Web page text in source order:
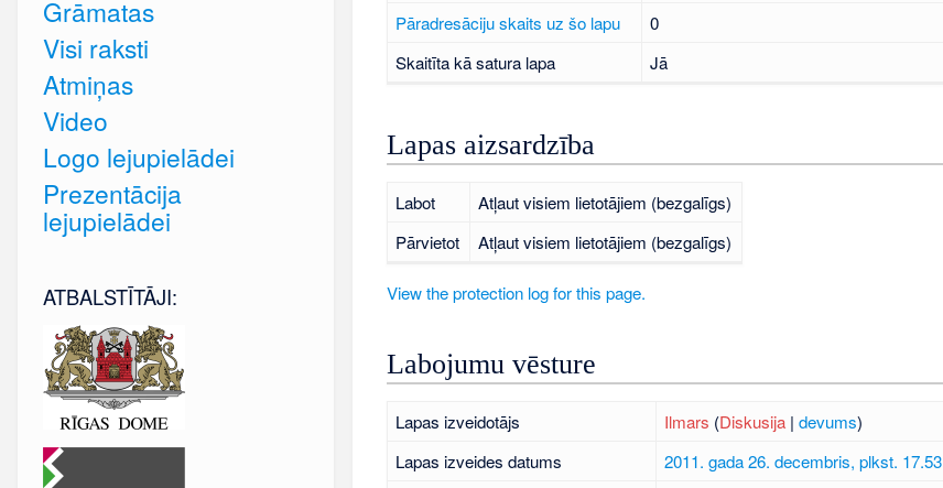
Pāradresāciju skaits uz šo lapu
0
Skaitīta kā satura lapa
Jā
Lapas aizsardzība
Labot
Atļaut visiem lietotājiem (bezgalīgs)
Pārvietot
Atļaut visiem lietotājiem (bezgalīgs)
View the protection log for this page.
Labojumu vēsture
Lapas izveidotājs Ilmars (Diskusija |devums)
Lapas izveides datums
2011. gada 26. decembris, plkst. 17.53
Grāmatas
Visi raksti
Atmiņas
Video
Logo lejupielādei
Prezentācija
lejupielādei
ATBALSTĪTĀJI: